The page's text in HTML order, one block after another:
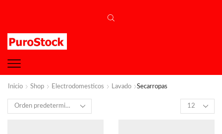
Inicio Shop Electrodomesticos Lavado Secarropas